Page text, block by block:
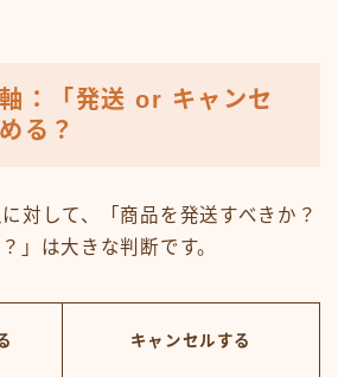
：「発送 or キャンセ
る？
対して、「商品を発送すべきか？
」は大きな判断です。
キャンセルする